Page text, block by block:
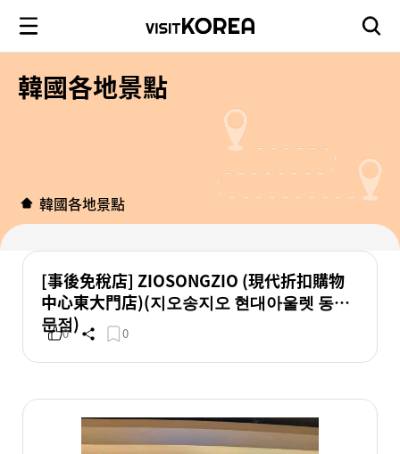
韓國各地景點
韓國各地景點
[事後免稅店] ZIOSONGZIO (現代折扣購物
中心東大門店)(지오송지오 현대아울렛 동대
문점)
0 0